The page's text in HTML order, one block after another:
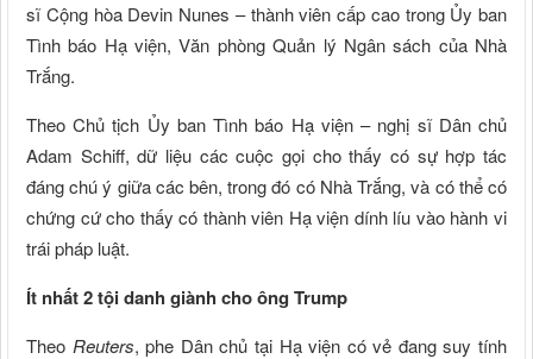
sĩ Cộng hòa Devin Nunes – thành viên cấp cao trong Ủy ban
Tình báo Hạ viện, Văn phòng Quản lý Ngân sách của Nhà
Trắng.
Theo Chủ tịch Ủy ban Tình báo Hạ viện – nghị sĩ Dân chủ
Adam Schiff, dữ liệu các cuộc gọi cho thấy có sự hợp tác
đáng chú ý giữa các bên, trong đó có Nhà Trắng, và có thể có
chứng cứ cho thấy có thành viên Hạ viện dính líu vào hành vi
trái pháp luật.
Ít nhất 2 tội danh giành cho ông Trump
Theo Reuters, phe Dân chủ tại Hạ viện có vẻ đang suy tính